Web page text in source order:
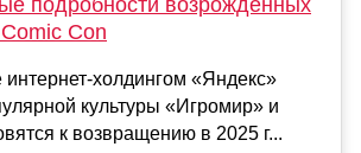
подробности возрождённых
Сon
холдингом «Яндекс»
культуры «Игромир» и
к возвращению в 2025 г...